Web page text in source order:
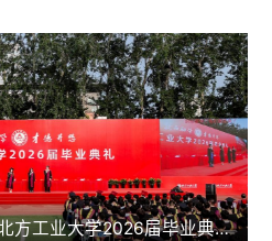
奔赴山海 兴工报国——北方工业大学2026届毕业典礼暨学位授予仪式隆重举行